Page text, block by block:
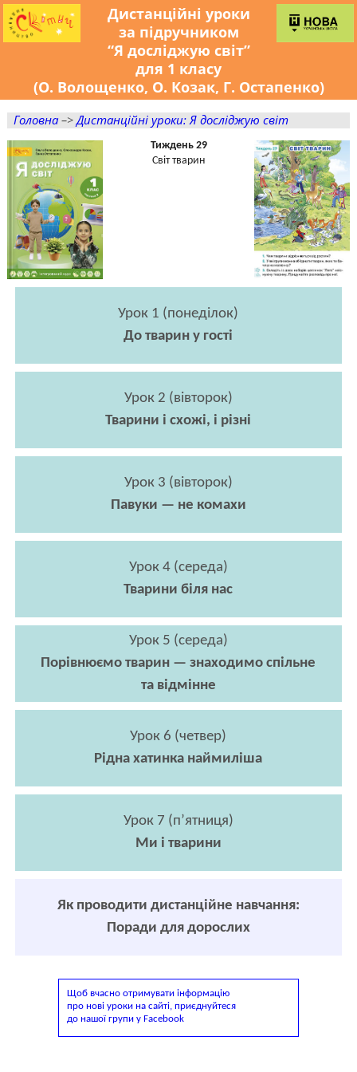
Дистанційні уроки
за підручником
“Я досліджую світ”
для 1 класу
(О. Волощенко, О. Козак, Г. Остапенко)
Головна–>Дистанційні уроки: Я досліджую світ
Тиждень 29
Світ тварин
Урок 1 (понеділок)
До тварин у гості
Урок 2 (вівторок)
Тварини і схожі, і різні
Урок 3 (вівторок)
Павуки — не комахи
Урок 4 (середа)
Тварини біля нас
Урок 5 (середа)
Порівнюємо тварин — знаходимо спільне
та відмінне
Урок 6 (четвер)
Рідна хатинка наймиліша
Урок 7 (п’ятниця)
Ми і тварини
Як проводити дистанційне навчання:
Поради для дорослих
Щоб вчасно отримувати інформацію
про нові уроки на сайті, приєднуйтеся
до нашої групи у Facebook